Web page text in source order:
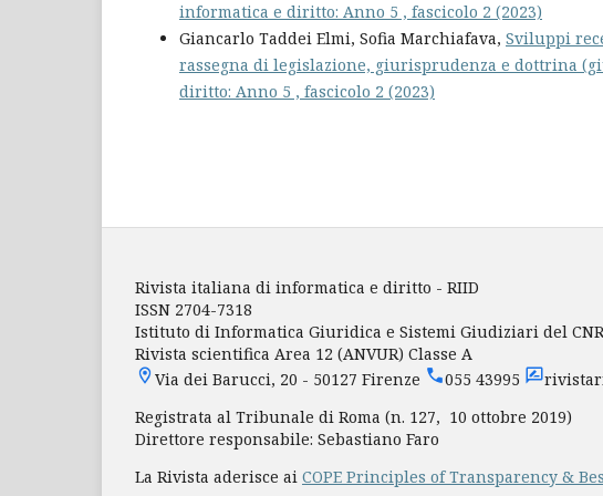
informatica e diritto: Anno 5 , fascicolo 2 (2023)
Giancarlo Taddei Elmi, Sofia Marchiafava, Sviluppi
rassegna di legislazione, giurisprudenza e dottrina
diritto: Anno 5 , fascicolo 2 (2023)
Rivista italiana di informatica e diritto - RIID
ISSN 2704-7318
Istituto di Informatica Giuridica e Sistemi Giudiziari del CNR
Rivista scientifica Area 12 (ANVUR) Classe A
Via dei Barucci, 20 - 50127 Firenze
055 43995
Registrata al Tribunale di Roma (n. 127, 10 ottobre 2019)
Direttore responsabile: Sebastiano Faro
La Rivista aderisce ai COPE Principles of Transparency &